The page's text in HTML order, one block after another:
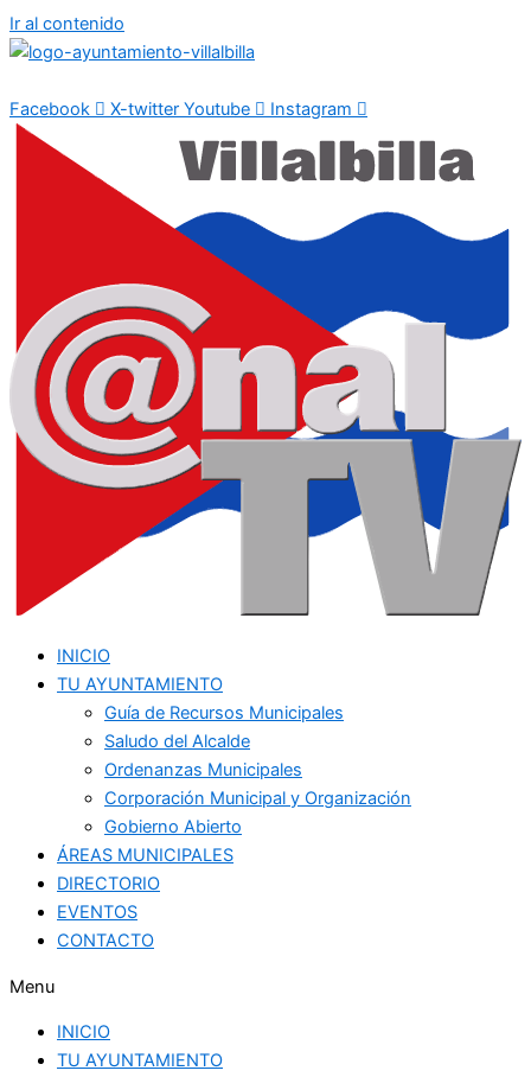
Ir al contenido
Facebook X-twitter Youtube Instagram
INICIO
TU AYUNTAMIENTO
Guía de Recursos Municipales
Saludo del Alcalde
Ordenanzas Municipales
Corporación Municipal y Organización
Gobierno Abierto
ÁREAS MUNICIPALES
DIRECTORIO
EVENTOS
CONTACTO
Menu
INICIO
TU AYUNTAMIENTO